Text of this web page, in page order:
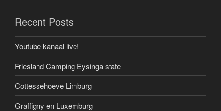
Recent Posts
Youtube kanaal live!
Friesland Camping Eysinga state
Cottessehoeve Limburg
Graffigny en Luxemburg